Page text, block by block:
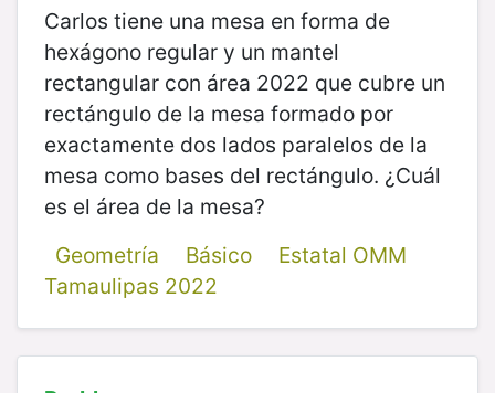
Carlos tiene una mesa en forma de
hexágono regular y un mantel
rectangular con área 2022 que cubre un
rectángulo de la mesa formado por
exactamente dos lados paralelos de la
mesa como bases del rectángulo. ¿Cuál
es el área de la mesa?
Geometría
Básico
Estatal OMM
Tamaulipas 2022